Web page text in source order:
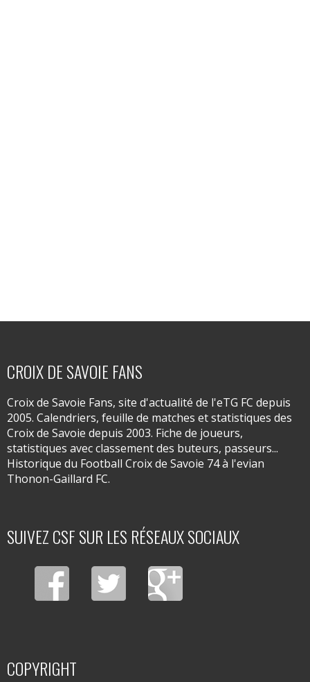
CROIX DE SAVOIE FANS
Croix de Savoie Fans, site d'actualité de l'eTG FC depuis
2005. Calendriers, feuille de matches et statistiques des
Croix de Savoie depuis 2003. Fiche de joueurs,
statistiques avec classement des buteurs, passeurs...
Historique du Football Croix de Savoie 74 à l'evian
Thonon-Gaillard FC.
SUIVEZ CSF SUR LES RÉSEAUX SOCIAUX
COPYRIGHT